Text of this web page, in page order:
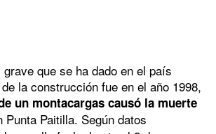
que se ha dado en el país
la construcción fue en el año 1998,
un montacargas causó la muerte
Punta Paitilla. Según datos